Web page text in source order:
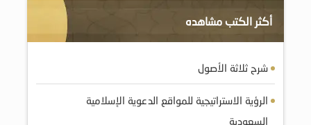
أكثر الكتب مشاهده
شرح ثلاثة الأصول
الرؤية الاستراتيجية للمواقع الدعوية الإسلامية
السعودية